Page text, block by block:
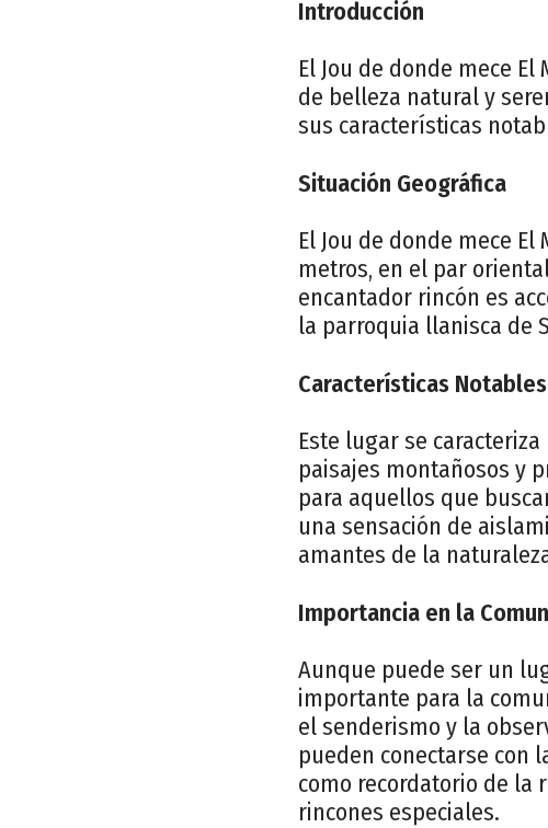
Introducción
El Jou de donde mece
de belleza natural y
sus características
Situación Geográfica
El Jou de donde mece
metros, en el par
encantador rincón es
la parroquia llanisca de
Características Notables
Este lugar se
paisajes montañosos y
para aquellos que
una sensación de
amantes de la
Importancia en la
Aunque puede ser un
importante para la
el senderismo y la
pueden conectarse con
como recordatorio de la
rincones especiales.